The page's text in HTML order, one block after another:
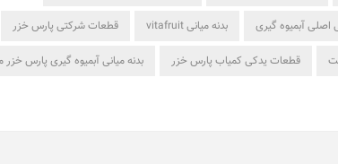
آبمیوه گیری بدنه میانی vitafruit قطعات شرکتی پارس خزر
قطعات یدکی کمیاب پارس خزر بدنه میانی آبمیوه گیری پارس